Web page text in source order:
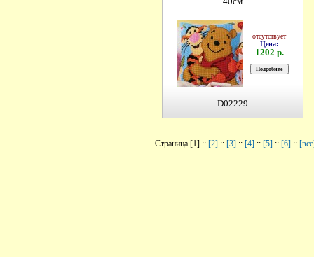
отсутствует
Цена:
1202 р.
D02229
Страница [1] :: [2] :: [3] :: [4] :: [5] :: [6] ::